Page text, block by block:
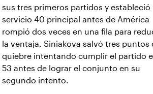
sus tres primeros partidos y estableció
servicio 40 principal antes de América
rompió dos veces en una fila para
la ventaja. Siniakova salvó tres puntos
quiebre intentando cumplir el partido
53 antes de lograr el conjunto en su
segundo intento.